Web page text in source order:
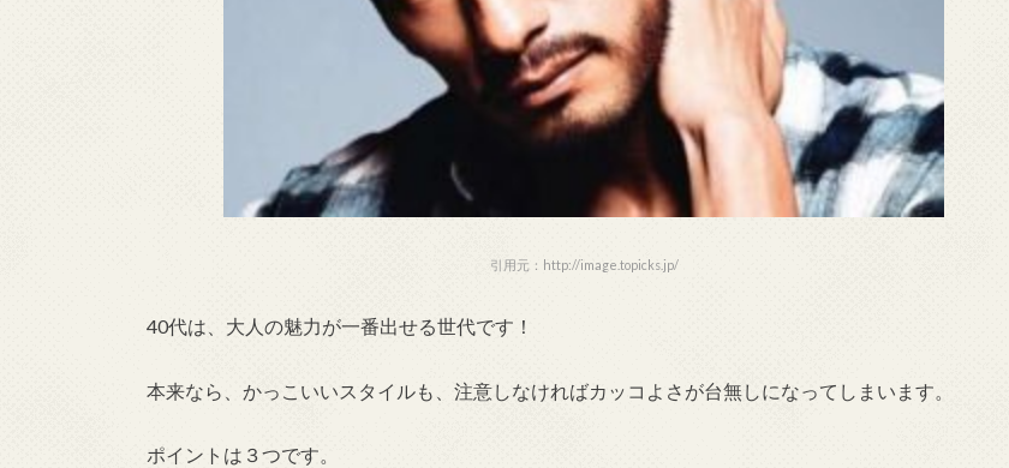
引用元：http://image.topicks.jp/
40代は、大人の魅力が一番出せる世代です！
本来なら、かっこいいスタイルも、注意しなければカッコよさが台無しになってしまいます。
ポイントは３つです。